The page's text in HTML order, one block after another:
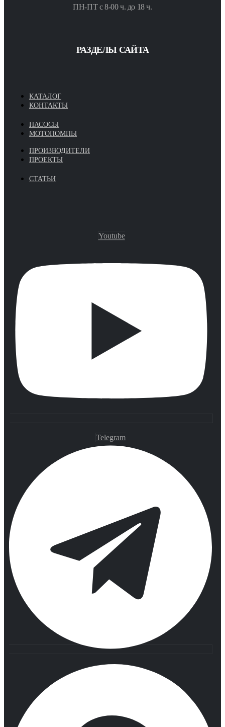
ПН-ПТ с 8-00 ч. до 18 ч.
РАЗДЕЛЫ САЙТА
КАТАЛОГ
КОНТАКТЫ
НАСОСЫ
МОТОПОМПЫ
ПРОИЗВОДИТЕЛИ
ПРОЕКТЫ
СТАТЬИ
Youtube
Telegram